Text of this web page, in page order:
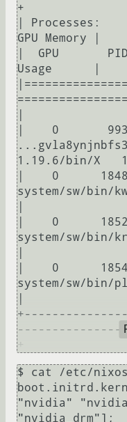
+
| Processes:
GPU Memory |
|  GPU
Usage      |
|    0
1.19.6/bin/X
|    0
system/sw/bin/
|    0
system/sw/
|    0
system/sw/bin/
$ cat /etc/
"nvidia"
"nvidia_drm"];